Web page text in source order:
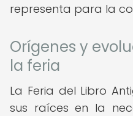
representa para la
Orígenes y
la feria
La Feria del Libro
sus raíces en la